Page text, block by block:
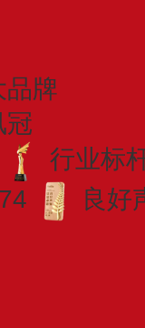
品牌
冠
行业标
良好